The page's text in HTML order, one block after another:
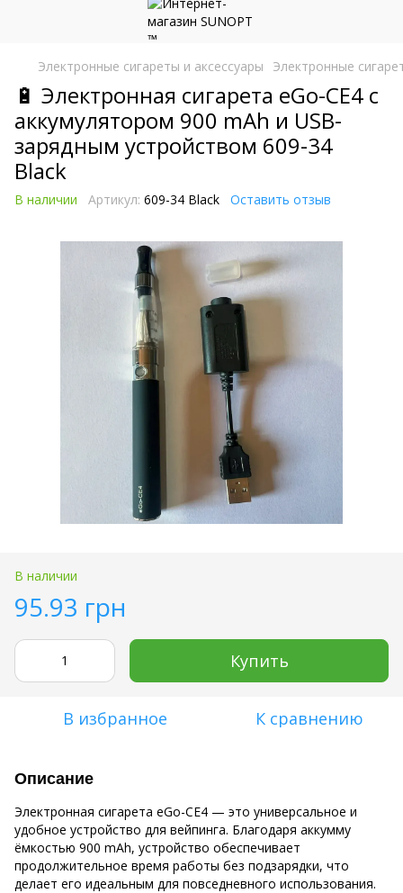
Электронные сигареты и аксесcуары Электронные
🔋 Электронная сигарета eGo-CE4 с
аккумулятором 900 mAh и USB-
зарядным устройством 609-34
Black
В наличии Артикул: 609-34 Black Оставить отзыв
В наличии
95.93 грн
Купить
В избранное К сравнению
Описание
Электронная сигарета eGo-CE4 — это универсальное и
удобное устройство для вейпинга. Благодаря аккумму
ёмкостью 900 mAh, устройство обеспечивает
продолжительное время работы без подзарядки, что
делает его идеальным для повседневного использования.